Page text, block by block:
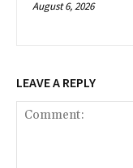
August 6, 2026
LEAVE A REPLY